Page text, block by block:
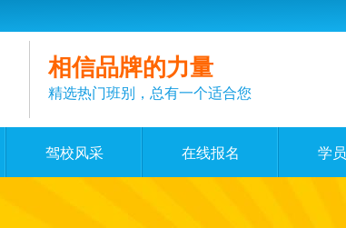
相信品牌的力量
精选热门班别，总有一个适合您
驾校风采 在线报名 学